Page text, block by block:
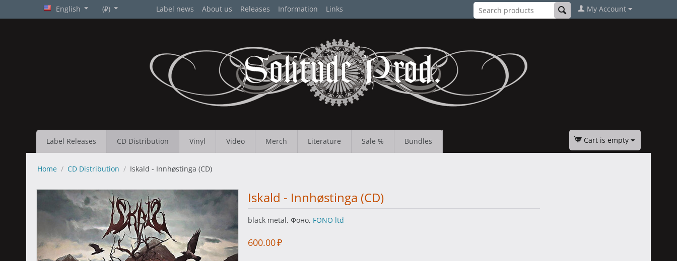
English (₽) Label news About us Releases Information Links My Account
Label Releases CD Distribution Vinyl Video Merch Literature Sale % Bundles Cart is empty
Home / CD Distribution / Iskald - Innhøstinga (CD)
Iskald - Innhøstinga (CD)
black metal, Фоно, FONO ltd
600.00₽